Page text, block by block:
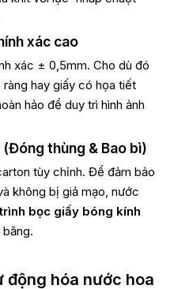
xác cao
xác ± 0,5mm. Cho dù đó
hay giấy có họa tiết
hảo để duy trì hình ảnh
thùng & Bao bì)
tùy chỉnh. Để đảm bảo
không bị giả mạo, nước
bọc giấy bóng kính
động hóa nước hoa